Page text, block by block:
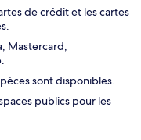
de crédit et les cartes
Mastercard,
sont disponibles.
publics pour les